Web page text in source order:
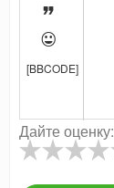


[BBCODE]
Дайте оценку: